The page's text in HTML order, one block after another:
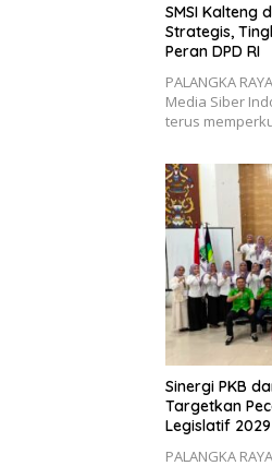
SMSI Kalteng
Strategis,
Peran DPD RI
PALANGKA
Media Siber
terus
Sinergi PKB
Targetkan
Legislatif 2029
PALANGKA